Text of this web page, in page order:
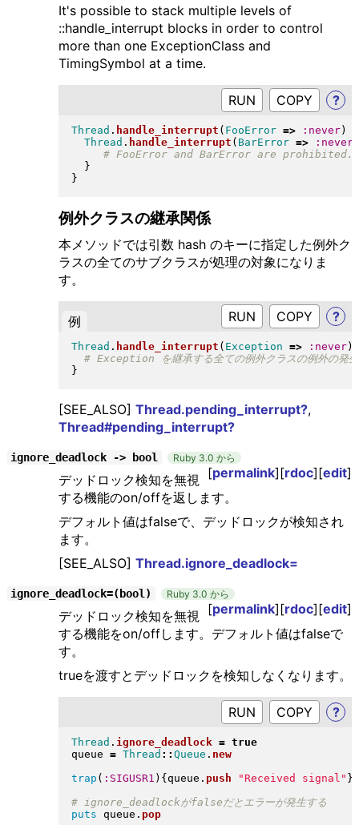
It's possible to stack multiple levels of
::handle_interrupt blocks in order to control
more than one ExceptionClass and
TimingSymbol at a time.
RUN ?
Thread . handle_interrupt ( FooError => :never)
Thread . handle_interrupt ( BarError => :never
}
}
例外クラスの継承関係
本メソッドでは引数 hash のキーに指定した例外ク
ラスの全てのサブクラスが処理の対象になりま
す。
例 RUN ?
Thread . handle_interrupt ( Exception => :never)
}
[SEE_ALSO] Thread.pending_interrupt?,
Thread#pending_interrupt?
ignore_deadlock -> bool Ruby 3.0 から
[permalink][rdoc][edit]
デッドロック検知を無視
する機能のon/offを返します。
デフォルト値はfalseで、デッドロックが検知され
ます。
[SEE_ALSO] Thread.ignore_deadlock=
ignore_deadlock=(bool) Ruby 3.0 から
[permalink][rdoc][edit]
デッドロック検知を無視
する機能をon/offします。デフォルト値はfalseで
す。
trueを渡すとデッドロックを検知しなくなります。
RUN ?
Thread . ignore_deadlock = true
queue = Thread :: Queue . new
trap ( :SIGUSR1 ) { queue . push " Received signal " }
puts queue . pop